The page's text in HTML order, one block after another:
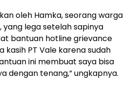
oleh Hamka, seorang warga
yang lega setelah sapinya
bantuan hotline grievance
kasih PT Vale karena sudah
ini membuat saya bisa
dengan tenang,” ungkapnya.